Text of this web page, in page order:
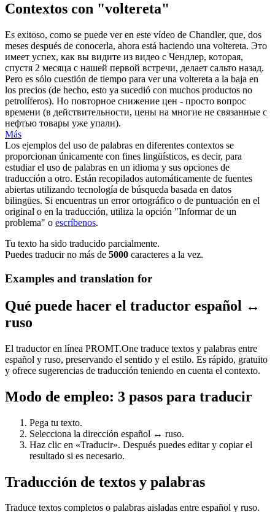
Contextos con "voltereta"
Es exitoso, como se puede ver en este vídeo de Chandler, que, dos
meses después de conocerla, ahora está haciendo una voltereta. Это
имеет успех, как вы видите из видео с Чендлер, которая,
спустя 2 месяца с нашей первой встречи, делает сальто назад.
Pero es sólo cuestión de tiempo para ver una voltereta a la baja en
los precios (de hecho, esto ya sucedió con muchos productos no
petrolíferos). Но повторное снижение цен - просто вопрос
времени (в действительности, цены на многие не связанные с
нефтью товары уже упали).
Más
Los ejemplos del uso de palabras en diferentes contextos se
proporcionan únicamente con fines lingüísticos, es decir, para
estudiar el uso de palabras en un idioma y sus opciones de
traducción a otro. Están recopilados automáticamente de fuentes
abiertas utilizando tecnología de búsqueda basada en datos
bilingües. Si encuentras un error ortográfico o de puntuación en el
original o en la traducción, utiliza la opción "Informar de un
problema" o escríbenos.
Tu texto ha sido traducido parcialmente.
Puedes traducir no más de 5000 caracteres a la vez.
Examples and translation for
Qué puede hacer el traductor español ↔
ruso
El traductor en línea PROMT.One traduce textos y palabras entre
español y ruso, preservando el sentido y el estilo. Es rápido, gratuito
y ofrece sugerencias de traducción teniendo en cuenta el contexto.
Modo de empleo: 3 pasos para traducir
Pega tu texto.
Selecciona la dirección español ↔ ruso.
Haz clic en «Traducir». Después puedes editar y copiar el
resultado si es necesario.
Traducción de textos y palabras
Traduce textos completos o palabras aisladas entre español y ruso.